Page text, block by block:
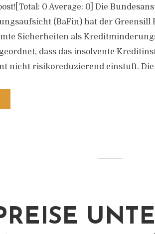
0 Average: 0] Die
(BaFin) hat der Greensill
Sicherheiten als
dass das insolvente
nicht risikoreduzierend einstuft. Die